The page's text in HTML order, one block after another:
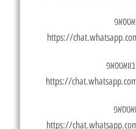
https://
https://
https://